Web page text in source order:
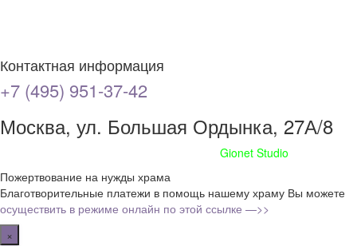
Контактная информация
+7 (495) 951-37-42
Москва, ул. Большая Ордынка, 27А/8
Gionet Studio
Пожертвование на нужды храма
Благотворительные платежи в помощь нашему храму Вы можете
осуществить в режиме онлайн по этой ссылке —>>
×